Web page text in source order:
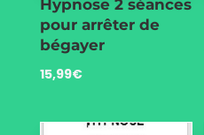
Hypnose 2 séances
pour arrêter de
bégayer
15,99€